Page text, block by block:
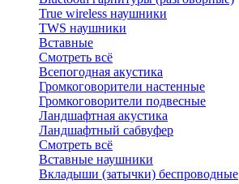
True wireless наушники
TWS наушники
Вставные
Смотреть всё
Всепогодная акустика
Громкоговорители настенные
Громкоговорители подвесные
Ландшафтная акустика
Ландшафтный сабвуфер
Смотреть всё
Вставные наушники
Вкладыши (затычки) беспроводные